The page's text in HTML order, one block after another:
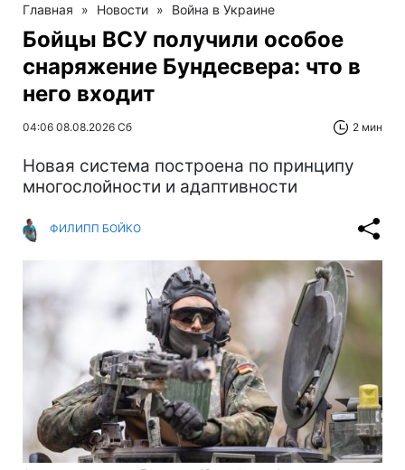
Главная » Новости » Война в Украине
Бойцы ВСУ получили особое
снаряжение Бундесвера: что в
него входит
04:06 08.08.2026 Сб 2 мин
Новая система построена по принципу
многослойности и адаптивности
ФИЛИПП БОЙКО